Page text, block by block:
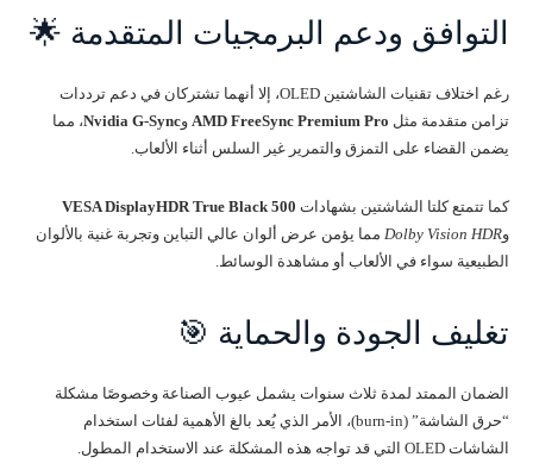
التوافق ودعم البرمجيات المتقدمة 🌟
رغم اختلاف تقنيات الشاشتين OLED، إلا أنهما تشتركان في دعم ترددات
تزامن متقدمة مثل AMD FreeSync Premium Pro وNvidia G-Sync، مما
يضمن القضاء على التمزق والتمرير غير السلس أثناء الألعاب.
كما تتمتع كلتا الشاشتين بشهادات VESA DisplayHDR True Black 500
وDolby Vision HDR مما يؤمن عرض ألوان عالي التباين وتجربة غنية بالألوان
الطبيعية سواء في الألعاب أو مشاهدة الوسائط.
تغليف الجودة والحماية 🎯
الضمان الممتد لمدة ثلاث سنوات يشمل عيوب الصناعة وخصوصًا مشكلة
“حرق الشاشة” (burn-in)، الأمر الذي يُعد بالغ الأهمية لفئات استخدام
الشاشات OLED التي قد تواجه هذه المشكلة عند الاستخدام المطول.